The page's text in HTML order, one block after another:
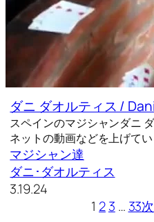
ダニ ダオルティス /
スペインのマジシャンダニ
ネットの動画などを上げて
マジシャン達
ダニ･ダオルティス
3.19.24
1 23 … 33